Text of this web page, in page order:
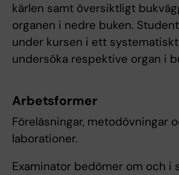
kärlen samt översiktligt
organen i nedre buken.
under kursen i ett
undersöka respektive organ i
Arbetsformer
Föreläsningar, metodövningar
laborationer.
Examinator bedömer om och i